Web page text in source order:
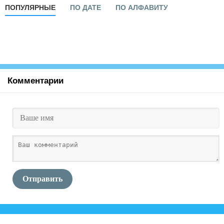
ПОПУЛЯРНЫЕ ПО ДАТЕ ПО АЛФАВИТУ
Комментарии
Отправить